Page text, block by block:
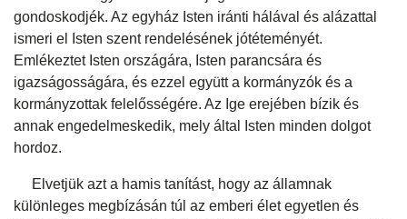
gondoskodjék. Az egyház Isten iránti hálával és alázattal
ismeri el Isten szent rendelésének jótéteményét.
Emlékeztet Isten országára, Isten parancsára és
igazságosságára, és ezzel együtt a kormányzók és a
kormányzottak felelősségére. Az Ige erejében bízik és
annak engedelmeskedik, mely által Isten minden dolgot
hordoz.
Elvetjük azt a hamis tanítást, hogy az államnak
különleges megbízásán túl az emberi élet egyetlen és